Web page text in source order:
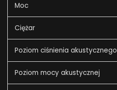
Moc
Ciężar
Poziom ciśnienia akustycznego
Poziom mocy akustycznej